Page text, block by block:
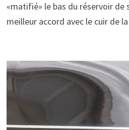
«matifié» le bas du réservoir de
meilleur accord avec le cuir de